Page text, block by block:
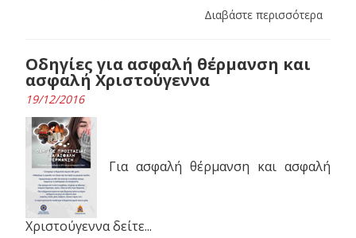
Διαβάστε περισσότερα
Οδηγίες για ασφαλή θέρμανση και
ασφαλή Χριστούγεννα
19/12/2016
Για ασφαλή θέρμανση και ασφαλή
Χριστούγεννα δείτε...